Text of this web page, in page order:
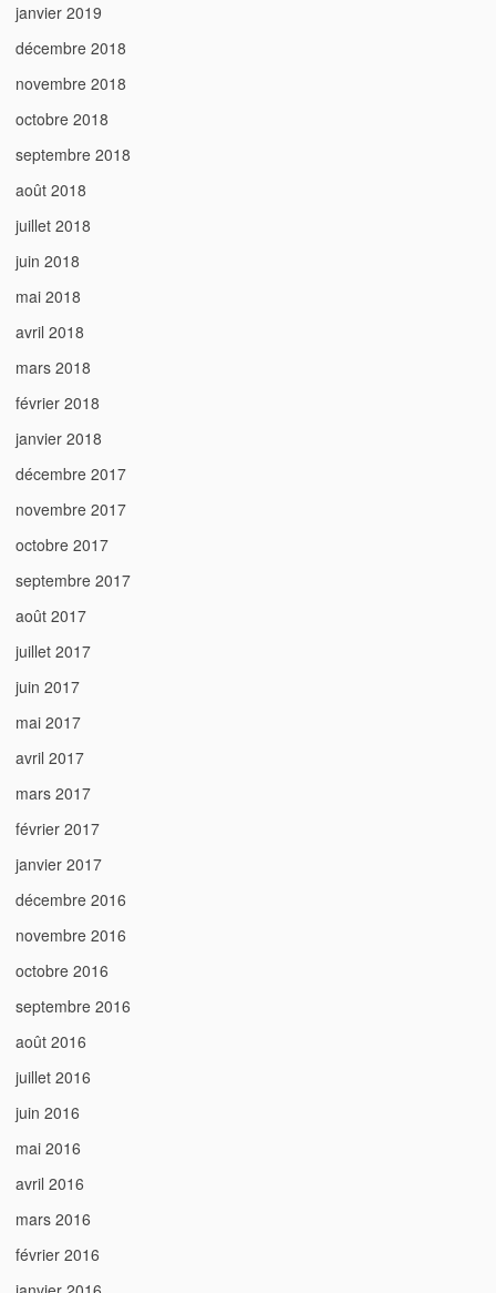
janvier 2019
décembre 2018
novembre 2018
octobre 2018
septembre 2018
août 2018
juillet 2018
juin 2018
mai 2018
avril 2018
mars 2018
février 2018
janvier 2018
décembre 2017
novembre 2017
octobre 2017
septembre 2017
août 2017
juillet 2017
juin 2017
mai 2017
avril 2017
mars 2017
février 2017
janvier 2017
décembre 2016
novembre 2016
octobre 2016
septembre 2016
août 2016
juillet 2016
juin 2016
mai 2016
avril 2016
mars 2016
février 2016